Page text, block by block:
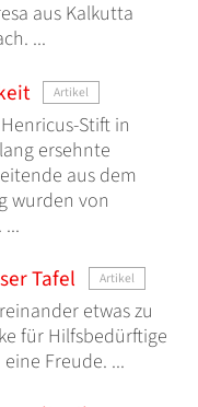
aus Kalkutta
...
Artikel
Stift in
ersehnte
aus dem
wurden von
Tafel Artikel
etwas zu
für Hilfsbedürftige
Freude. ...